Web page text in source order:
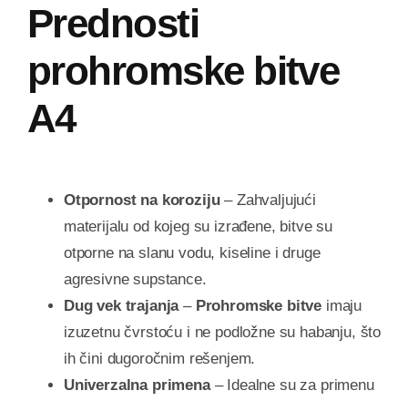
Prednosti
prohromske bitve
A4
Otpornost na koroziju– Zahvaljujući
materijalu od kojeg su izrađene, bitve su
otporne na slanu vodu, kiseline i druge
agresivne supstance.
Dug vek trajanja– Prohromske bitve imaju
izuzetnu čvrstoću i ne podložne su habanju, što
ih čini dugoročnim rešenjem.
Univerzalna primena– Idealne su za primenu